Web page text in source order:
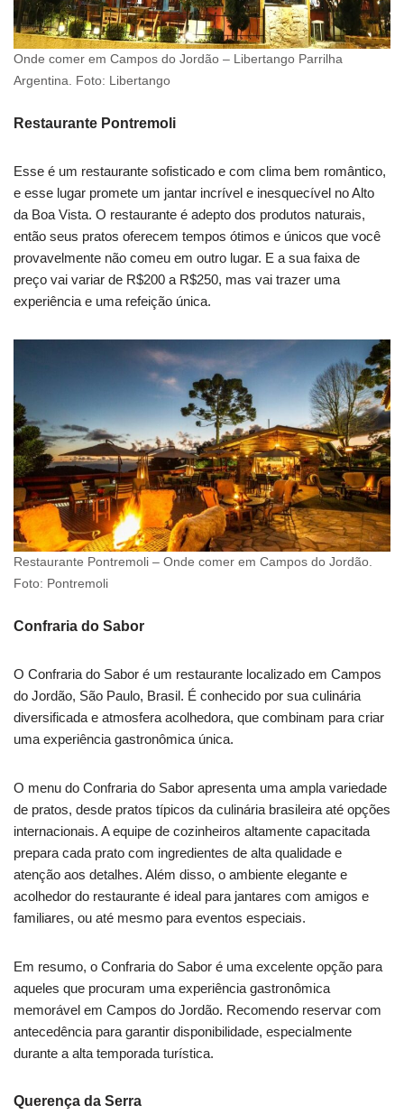
Onde comer em Campos do Jordão – Libertango Parrilha
Argentina. Foto: Libertango
Restaurante Pontremoli
Esse é um restaurante sofisticado e com clima bem romântico,
e esse lugar promete um jantar incrível e inesquecível no Alto
da Boa Vista. O restaurante é adepto dos produtos naturais,
então seus pratos oferecem tempos ótimos e únicos que você
provavelmente não comeu em outro lugar. E a sua faixa de
preço vai variar de R$200 a R$250, mas vai trazer uma
experiência e uma refeição única.
Restaurante Pontremoli – Onde comer em Campos do Jordão.
Foto: Pontremoli
Confraria do Sabor
O Confraria do Sabor é um restaurante localizado em Campos
do Jordão, São Paulo, Brasil. É conhecido por sua culinária
diversificada e atmosfera acolhedora, que combinam para criar
uma experiência gastronômica única.
O menu do Confraria do Sabor apresenta uma ampla variedade
de pratos, desde pratos típicos da culinária brasileira até opções
internacionais. A equipe de cozinheiros altamente capacitada
prepara cada prato com ingredientes de alta qualidade e
atenção aos detalhes. Além disso, o ambiente elegante e
acolhedor do restaurante é ideal para jantares com amigos e
familiares, ou até mesmo para eventos especiais.
Em resumo, o Confraria do Sabor é uma excelente opção para
aqueles que procuram uma experiência gastronômica
memorável em Campos do Jordão. Recomendo reservar com
antecedência para garantir disponibilidade, especialmente
durante a alta temporada turística.
Querença da Serra